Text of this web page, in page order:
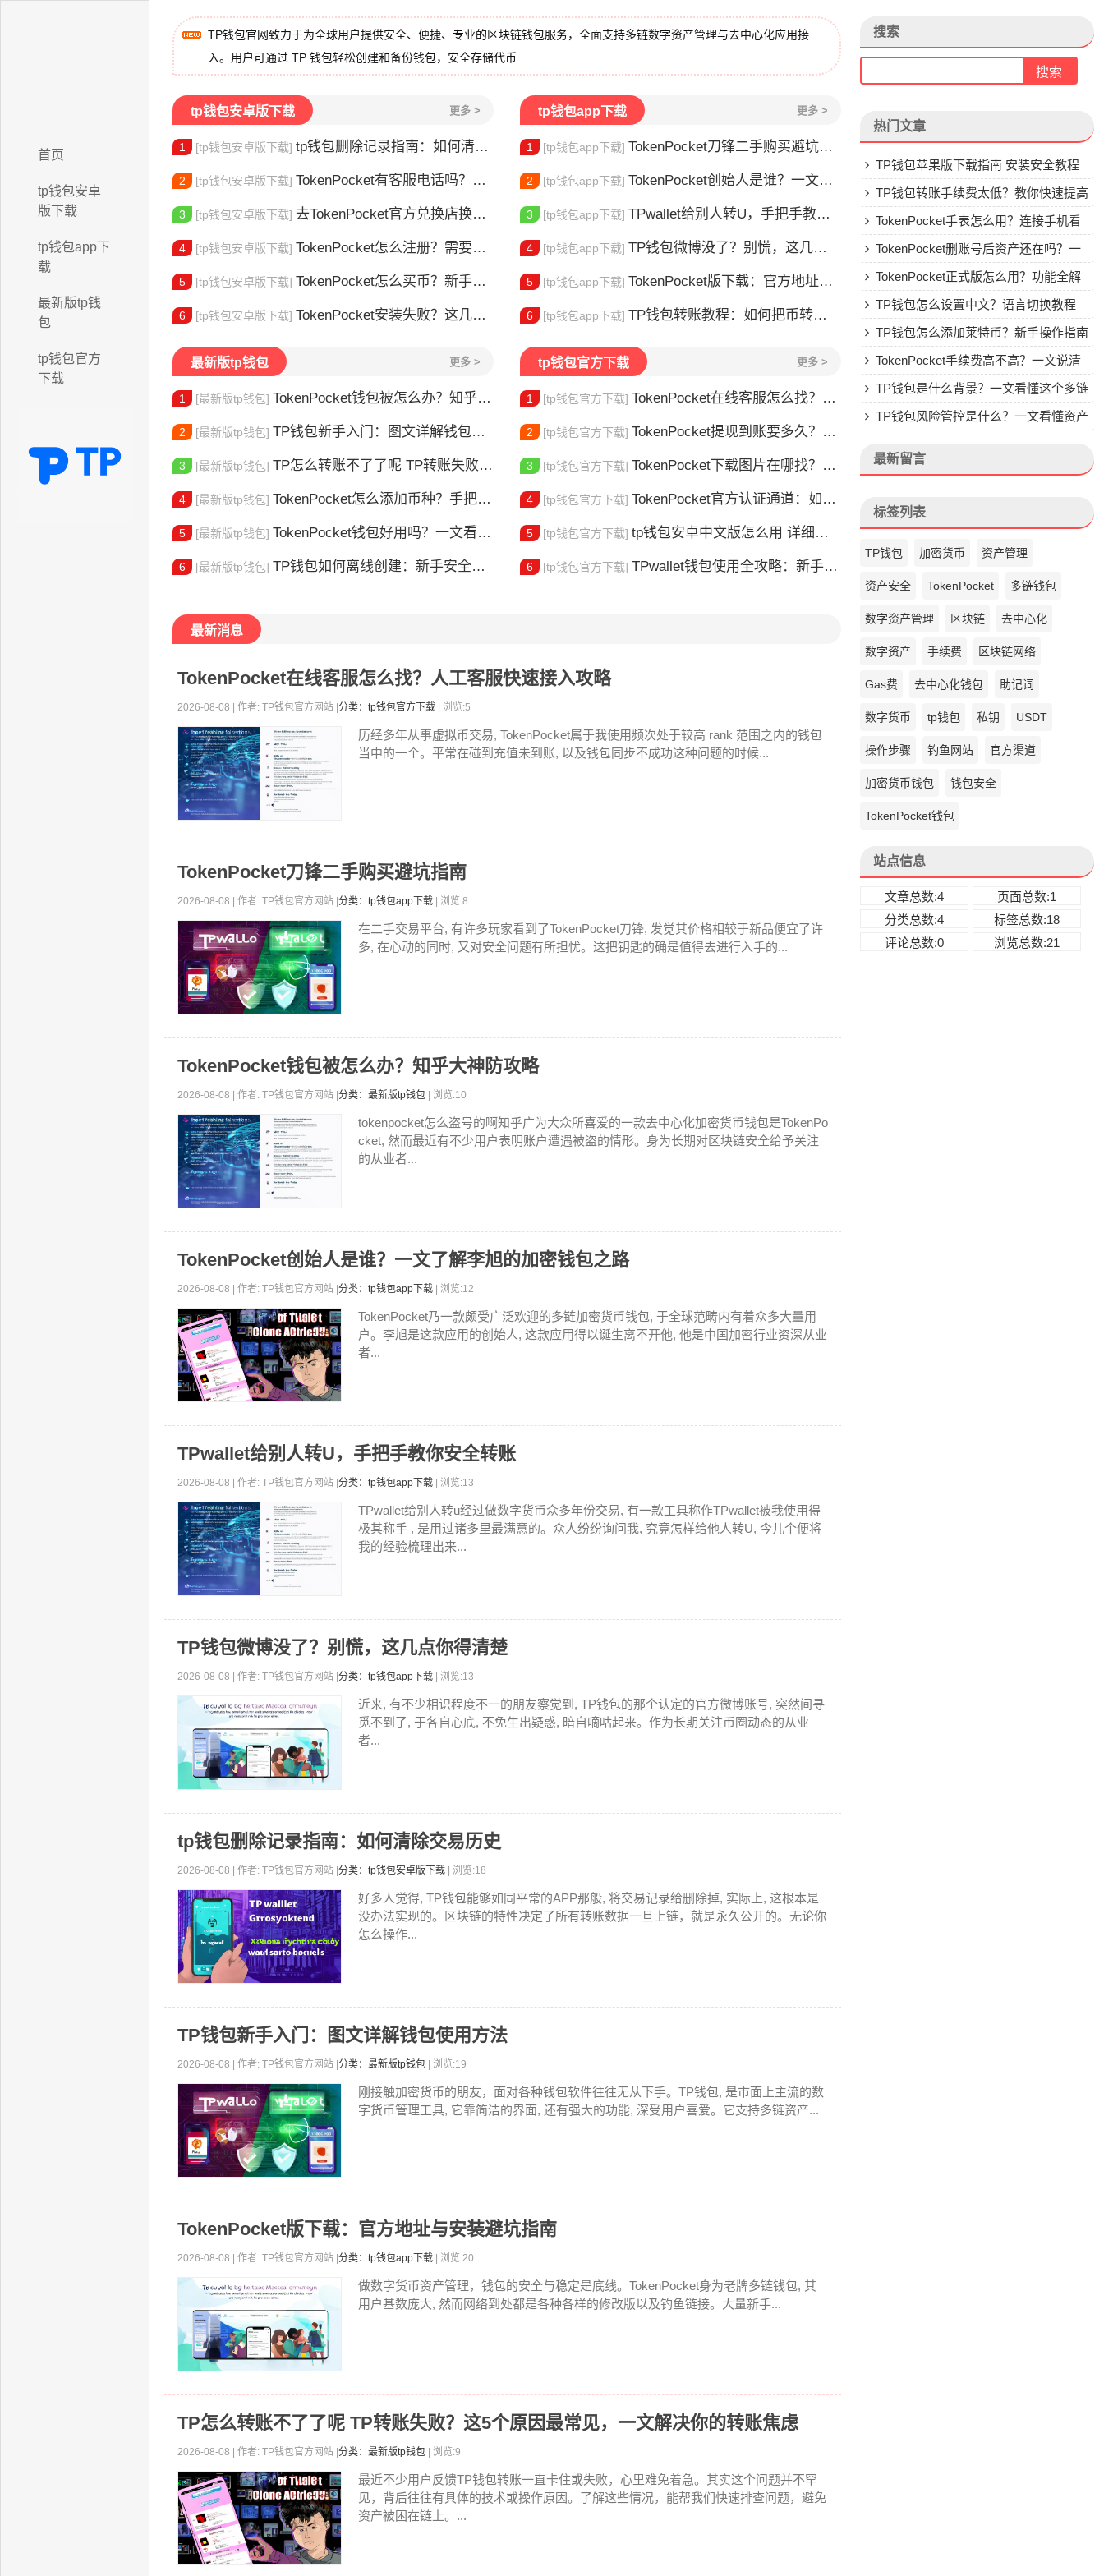
首页
tp钱包安卓
版下载
tp钱包app下
载
最新版tp钱
包
tp钱包官方
下载
TP钱包官网致力于为全球用户提供安全、便捷、专业的区块链钱包服务，全面支持多链数字资产管理与去中心化应用接
入。用户可通过 TP 钱包轻松创建和备份钱包，安全存储代币
tp钱包安卓版下载 更多 >
1 [tp钱包安卓版下载] tp钱包删除记录指南：如何清除交易历史
2 [tp钱包安卓版下载] TokenPocket有客服电话吗？官方联系方式详解
3 [tp钱包安卓版下载] 去TokenPocket官方兑换店换币，这几个坑别再踩了
4 [tp钱包安卓版下载] TokenPocket怎么注册？需要实名认证吗？
5 [tp钱包安卓版下载] TokenPocket怎么买币？新手交易全流程详解
6 [tp钱包安卓版下载] TokenPocket安装失败？这几点最常见
tp钱包app下载 更多 >
1 [tp钱包app下载] TokenPocket刀锋二手购买避坑指南
2 [tp钱包app下载] TokenPocket创始人是谁？一文了解李旭的加密钱包之路
3 [tp钱包app下载] TPwallet给别人转U，手把手教你安全转账
4 [tp钱包app下载] TP钱包微博没了？别慌，这几点你得清楚
5 [tp钱包app下载] TokenPocket版下载：官方地址与安装避坑指南
6 [tp钱包app下载] TP钱包转账教程：如何把币转到交易所或地址
最新版tp钱包 更多 >
1 [最新版tp钱包] TokenPocket钱包被怎么办？知乎大神防攻略
2 [最新版tp钱包] TP钱包新手入门：图文详解钱包使用方法
3 [最新版tp钱包] TP怎么转账不了了呢 TP转账失败？这5个原因最常见，一文解决你的转账焦虑
4 [最新版tp钱包] TokenPocket怎么添加币种？手把手教你自定义代币
5 [最新版tp钱包] TokenPocket钱包好用吗？一文看懂核心功能特点
6 [最新版tp钱包] TP钱包如何离线创建：新手安全上链指南
tp钱包官方下载 更多 >
1 [tp钱包官方下载] TokenPocket在线客服怎么找？人工客服快速接入攻略
2 [tp钱包官方下载] TokenPocket提现到账要多久？别把钱包当银行，看完这篇就懂了
3 [tp钱包官方下载] TokenPocket下载图片在哪找？官方渠道最靠谱
4 [tp钱包官方下载] TokenPocket官方认证通道：如何找到真正的官方渠道
5 [tp钱包官方下载] tp钱包安卓中文版怎么用 详细安装教程
6 [tp钱包官方下载] TPwallet钱包使用全攻略：新手也能快速上手掌握
最新消息
TokenPocket在线客服怎么找？人工客服快速接入攻略
2026-08-08 | 作者: TP钱包官方网站 | 分类：tp钱包官方下载 | 浏览:5
历经多年从事虚拟币交易, TokenPocket属于我使用频次处于较高 rank 范围之内的钱包
当中的一个。平常在碰到充值未到账, 以及钱包同步不成功这种问题的时候...
TokenPocket刀锋二手购买避坑指南
2026-08-08 | 作者: TP钱包官方网站 | 分类：tp钱包app下载 | 浏览:8
在二手交易平台, 有许多玩家看到了TokenPocket刀锋, 发觉其价格相较于新品便宜了许
多, 在心动的同时, 又对安全问题有所担忧。这把钥匙的确是值得去进行入手的...
TokenPocket钱包被怎么办？知乎大神防攻略
2026-08-08 | 作者: TP钱包官方网站 | 分类：最新版tp钱包 | 浏览:10
tokenpocket怎么盗号的啊知乎广为大众所喜爱的一款去中心化加密货币钱包是TokenPo
cket, 然而最近有不少用户表明账户遭遇被盗的情形。身为长期对区块链安全给予关注
的从业者...
TokenPocket创始人是谁？一文了解李旭的加密钱包之路
2026-08-08 | 作者: TP钱包官方网站 | 分类：tp钱包app下载 | 浏览:12
TokenPocket乃一款颇受广泛欢迎的多链加密货币钱包, 于全球范畴内有着众多大量用
户。李旭是这款应用的创始人, 这款应用得以诞生离不开他, 他是中国加密行业资深从业
者...
TPwallet给别人转U，手把手教你安全转账
2026-08-08 | 作者: TP钱包官方网站 | 分类：tp钱包app下载 | 浏览:13
TPwallet给别人转u经过做数字货币众多年份交易, 有一款工具称作TPwallet被我使用得
极其称手 , 是用过诸多里最满意的。众人纷纷询问我, 究竟怎样给他人转U, 今儿个便将
我的经验梳理出来...
TP钱包微博没了？别慌，这几点你得清楚
2026-08-08 | 作者: TP钱包官方网站 | 分类：tp钱包app下载 | 浏览:13
近来, 有不少相识程度不一的朋友察觉到, TP钱包的那个认定的官方微博账号, 突然间寻
觅不到了, 于各自心底, 不免生出疑惑, 暗自嘀咕起来。作为长期关注币圈动态的从业
者...
tp钱包删除记录指南：如何清除交易历史
2026-08-08 | 作者: TP钱包官方网站 | 分类：tp钱包安卓版下载 | 浏览:18
好多人觉得, TP钱包能够如同平常的APP那般, 将交易记录给删除掉, 实际上, 这根本是
没办法实现的。区块链的特性决定了所有转账数据一旦上链，就是永久公开的。无论你
怎么操作...
TP钱包新手入门：图文详解钱包使用方法
2026-08-08 | 作者: TP钱包官方网站 | 分类：最新版tp钱包 | 浏览:19
刚接触加密货币的朋友，面对各种钱包软件往往无从下手。TP钱包, 是市面上主流的数
字货币管理工具, 它靠简洁的界面, 还有强大的功能, 深受用户喜爱。它支持多链资产...
TokenPocket版下载：官方地址与安装避坑指南
2026-08-08 | 作者: TP钱包官方网站 | 分类：tp钱包app下载 | 浏览:20
做数字货币资产管理，钱包的安全与稳定是底线。TokenPocket身为老牌多链钱包, 其
用户基数庞大, 然而网络到处都是各种各样的修改版以及钓鱼链接。大量新手...
TP怎么转账不了了呢 TP转账失败？这5个原因最常见，一文解决你的转账焦虑
2026-08-08 | 作者: TP钱包官方网站 | 分类：最新版tp钱包 | 浏览:9
最近不少用户反馈TP钱包转账一直卡住或失败，心里难免着急。其实这个问题并不罕
见，背后往往有具体的技术或操作原因。了解这些情况，能帮我们快速排查问题，避免
资产被困在链上。...
搜索
热门文章
TP钱包苹果版下载指南 安装安全教程
TP钱包转账手续费太低？教你快速提高
Gas费
TokenPocket手表怎么用？连接手机看
行情教程
TokenPocket删账号后资产还在吗？一
文讲清楚
TokenPocket正式版怎么用？功能全解
析与安全使用指南
TP钱包怎么设置中文？语言切换教程
TP钱包怎么添加莱特币？新手操作指南
TokenPocket手续费高不高？一文说清
楚TP钱包是什么背景？一文看懂这个多链
钱包的来头
TP钱包风险管控是什么？一文看懂资产
最新留言
标签列表
TP钱包 加密货币 资产管理
资产安全 TokenPocket 多链钱包
数字资产管理 区块链 去中心化
数字资产 手续费 区块链网络
Gas费 去中心化钱包 助记词
数字货币 tp钱包 私钥 USDT
操作步骤 钓鱼网站 官方渠道
加密货币钱包 钱包安全
TokenPocket钱包
站点信息
文章总数:4
页面总数:1
分类总数:4
标签总数:18
评论总数:0
浏览总数:21